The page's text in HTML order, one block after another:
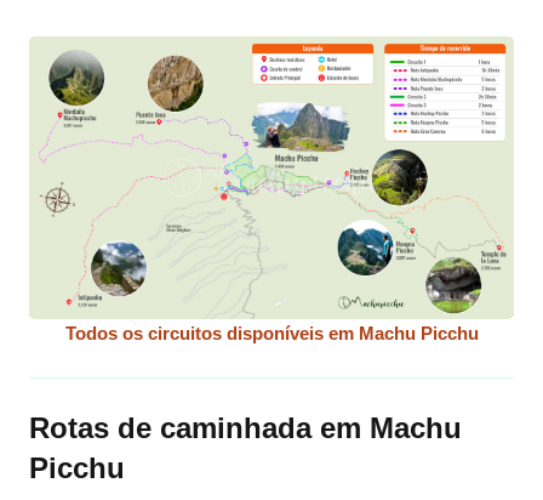
Todos os circuitos disponíveis em Machu Picchu
Rotas de caminhada em Machu
Picchu